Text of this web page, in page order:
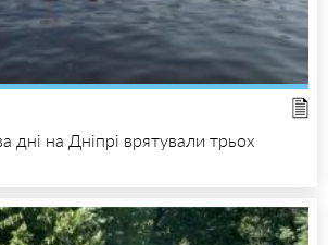
дні на Дніпрі врятували трьох